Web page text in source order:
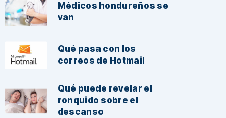
Médicos hondureños se
van
Qué pasa con los
correos de Hotmail
Qué puede revelar el
ronquido sobre el
descanso